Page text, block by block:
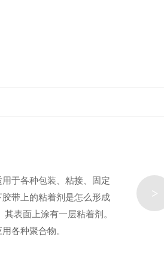
于各种包装、粘接、固定
带上的粘着剂是怎么形成
表面上涂有一层粘着剂。
各种聚合物。
>